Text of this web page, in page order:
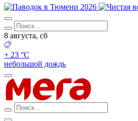
8 августа, сб
+ 23 °С
небольшой дождь